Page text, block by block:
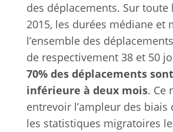
des déplacements. Sur toute
2015, les durées médiane et
l’ensemble des
de respectivement 38 et 50
70% des déplacements
inférieure à deux mois. Ce
entrevoir l’ampleur des biais
les statistiques migratoires